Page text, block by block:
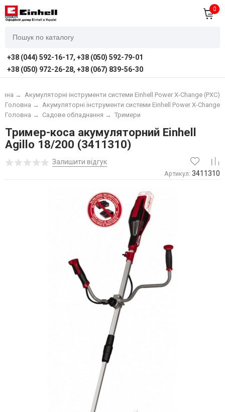
0
+38 (044) 592-16-17, +38 (050) 592-79-01
+38 (050) 972-26-28, +38 (067) 839-56-30
→
Акумуляторні інструменти системи Einhell Power X-Change (PXC)
Акумуляторні інструменти системи Einhell Power X-Change
Головна →
Тримери
Садове обладнання →
Головна →
Тример-коса акумуляторний Einhell
Agillo 18/200 (3411310)
Залишити відгук
Артикул: 3411310